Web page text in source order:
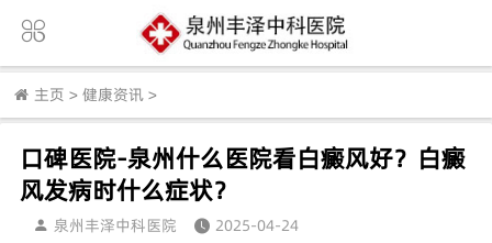
主页 > 健康资讯 >
口碑医院-泉州什么医院看白癜风好？白癜
风发病时什么症状？
泉州丰泽中科医院
2025-04-24